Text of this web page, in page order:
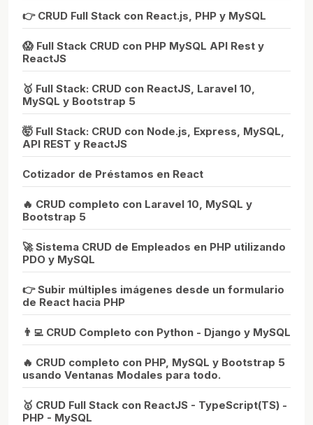
👉 CRUD Full Stack con React.js, PHP y MySQL
😱 Full Stack CRUD con PHP MySQL API Rest y
ReactJS
🥇 Full Stack: CRUD con ReactJS, Laravel 10,
MySQL y Bootstrap 5
🤯 Full Stack: CRUD con Node.js, Express, MySQL,
API REST y ReactJS
Cotizador de Préstamos en React
🔥 CRUD completo con Laravel 10, MySQL y
Bootstrap 5
🚀 Sistema CRUD de Empleados en PHP utilizando
PDO y MySQL
👉 Subir múltiples imágenes desde un formulario
de React hacia PHP
👨‍💻 CRUD Completo con Python - Django y MySQL
🔥 CRUD completo con PHP, MySQL y Bootstrap 5
usando Ventanas Modales para todo.
🥇 CRUD Full Stack con ReactJS - TypeScript(TS) -
PHP - MySQL